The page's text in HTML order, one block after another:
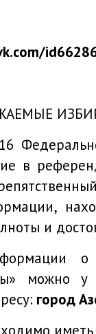
в
и
о
можно
город
иметь